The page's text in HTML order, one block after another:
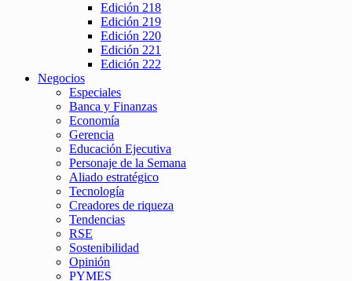
Edición 218
Edición 219
Edición 220
Edición 221
Edición 222
Negocios
Especiales
Banca y Finanzas
Economía
Gerencia
Educación Ejecutiva
Personaje de la Semana
Aliado estratégico
Tecnología
Creadores de riqueza
Tendencias
RSE
Sostenibilidad
Opinión
PYMES